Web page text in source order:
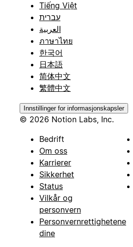
Tiếng Việt
עברית
العربية
ภาษาไทย
한국어
日本語
简体中文
繁體中文
Innstillinger for informasjonskapsler
© 2026 Notion Labs, Inc.
Bedrift
Om oss
Karrierer
Sikkerhet
Status
Vilkår og
personvern
Personvernrettighetene
dine